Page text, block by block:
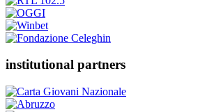
institutional partners